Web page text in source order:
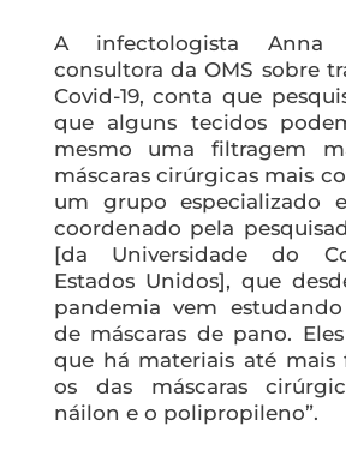
A infectologista Anna
consultora da OMS sobre
Covid-19, conta que
que alguns tecidos
mesmo uma filtragem
máscaras cirúrgicas mais
um grupo especializado
coordenado pela
[da Universidade do
Estados Unidos], que
pandemia vem
de máscaras de pano.
que há materiais até mais
os das máscaras
náilon e o polipropileno”.